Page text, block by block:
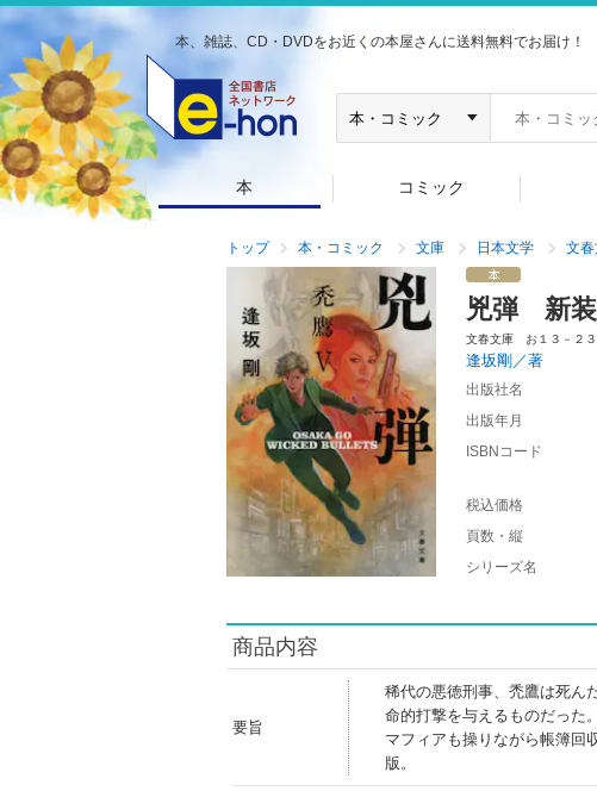
本、雑誌、CD・DVDをお近くの本屋さんに送料無料でお届け！
本 コミック
トップ 本・コミック 文庫 日本文学 文
兇弾 新
文春文庫 お１３－２
逢坂剛／著
出版社名
出版年月
ISBNコード
税込価格
頁数・縦
シリーズ名
商品内容
要旨
稀代の悪徳刑事、禿鷹は死ん
命的打撃を与えるものだった
マフィアも操りながら帳簿回
版。